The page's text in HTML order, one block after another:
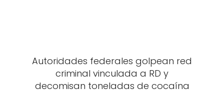
Autoridades federales golpean red
criminal vinculada a RD y
decomisan toneladas de cocaína